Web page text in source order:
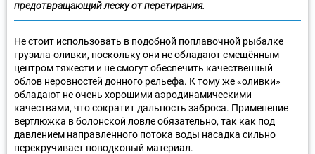
предотвращающий леску от перетирания.
Не стоит использовать в подобной поплавочной рыбалке
грузила-оливки, поскольку они не обладают смещённым
центром тяжести и не смогут обеспечить качественный
облов неровностей донного рельефа. К тому же «оливки»
обладают не очень хорошими аэродинамическими
качествами, что сократит дальность заброса. Применение
вертлюжка в болонской ловле обязательно, так как под
давлением направленного потока воды насадка сильно
перекручивает поводковый материал.